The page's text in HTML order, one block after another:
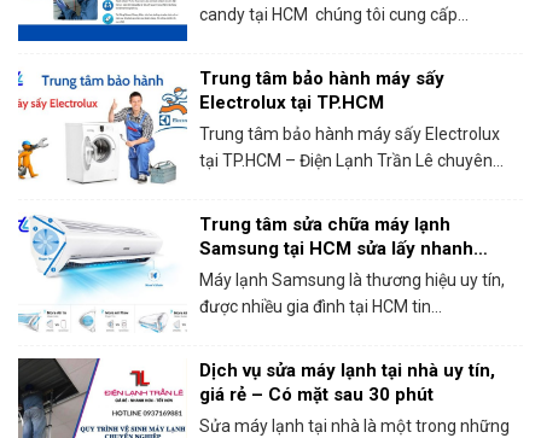
candy tại HCM chúng tôi cung cấp...
Trung tâm bảo hành máy sấy
Electrolux tại TP.HCM
Trung tâm bảo hành máy sấy Electrolux
tại TP.HCM – Điện Lạnh Trần Lê chuyên...
Trung tâm sửa chữa máy lạnh
Samsung tại HCM sửa lấy nhanh
trong ngày
Máy lạnh Samsung là thương hiệu uy tín,
được nhiều gia đình tại HCM tin...
Dịch vụ sửa máy lạnh tại nhà uy tín,
giá rẻ – Có mặt sau 30 phút
Sửa máy lạnh tại nhà là một trong những